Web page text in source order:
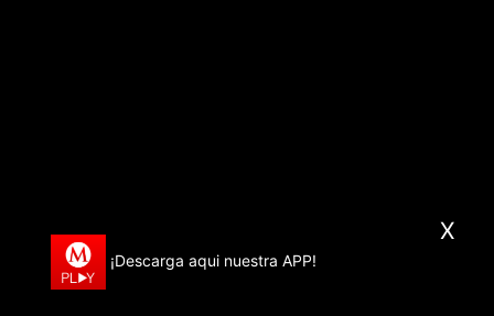
X
¡Descarga aqui nuestra APP!